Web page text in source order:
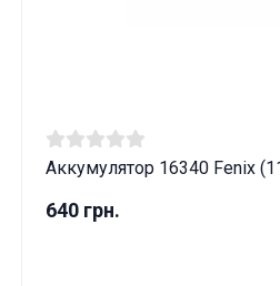
Аккумулятор 16340 Fenix
640 грн.